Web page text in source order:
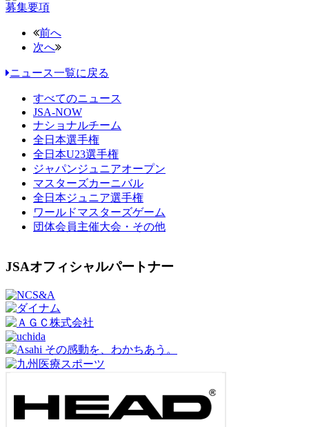
募集要項
前へ
次へ
ニュース一覧に戻る
すべてのニュース
JSA-NOW
ナショナルチーム
全日本選手権
全日本U23選手権
ジャパンジュニアオープン
マスターズカーニバル
全日本ジュニア選手権
ワールドマスターズゲーム
団体会員主催大会・その他
JSAオフィシャルパートナー